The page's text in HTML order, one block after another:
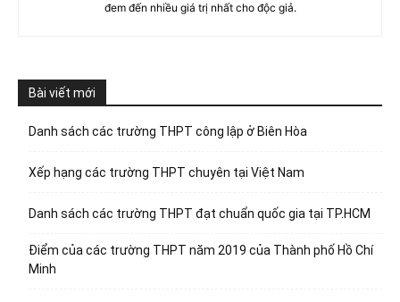
đem đến nhiều giá trị nhất cho độc giả.
Bài viết mới
Danh sách các trường THPT công lập ở Biên Hòa
Xếp hạng các trường THPT chuyên tại Việt Nam
Danh sách các trường THPT đạt chuẩn quốc gia tại TP.HCM
Điểm của các trường THPT năm 2019 của Thành phố Hồ Chí
Minh